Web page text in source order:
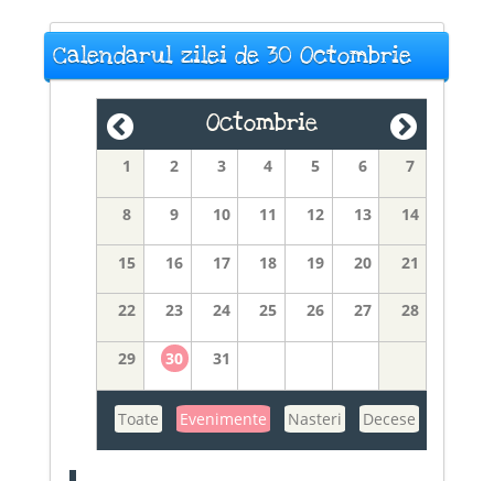
Calendarul zilei de 30 Octombrie
Octombrie
1 2 3 4 5 6 7
8 9 10 11 12 13 14
15 16 17 18 19 20 21
22 23 24 25 26 27 28
29 30 31
Toate Evenimente Nasteri Decese